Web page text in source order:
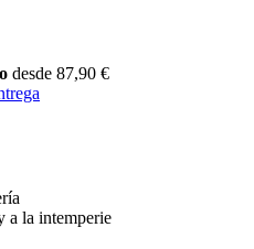
desde 87,90 €
a la intemperie